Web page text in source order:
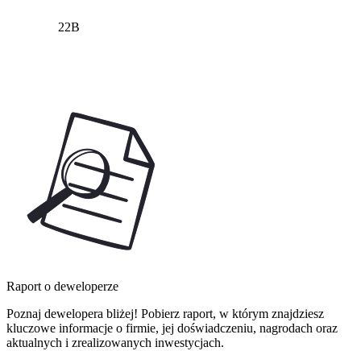
22B
Raport o deweloperze
Poznaj dewelopera bliżej! Pobierz raport, w którym znajdziesz
kluczowe informacje o firmie, jej doświadczeniu, nagrodach oraz
aktualnych i zrealizowanych inwestycjach.